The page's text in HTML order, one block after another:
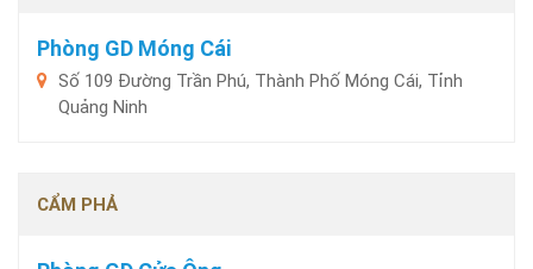
Phòng GD Móng Cái
Số 109 Đường Trần Phú, Thành Phố Móng Cái, Tỉnh
Quảng Ninh
CẨM PHẢ